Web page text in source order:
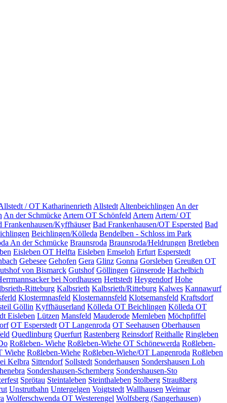
/ OT Katharinenrieth Allstedt Altenbeichlingen An der
An der Schmücke Artern OT Schönfeld Artern Artern/ OT
Frankenhausen/Kyffhäuser Bad Frankenhausen/OT Espersted Bad
Beichlingen/Kölleda Bendelben - Schloss im Park
An der Schmücke Braunsroda Braunsroda/Heldrungen Bretleben
Eisleben OT Helfta Eisleben Emseloh Erfurt Esperstedt
Gebesee Gehofen Gera Glinz Gonna Gorsleben Greußen OT
von Bismarck Gutshof Göllingen Günserode Hachelbich
bei Nordhausen Hettstedt Heygendorf Hohe
Ritteburg Kalbsrieth Kalbsrieth/Ritteburg Kalwes Kannawurf
Klostermnasfeld Klosternannsfeld Klotsemansfeld Kraftsdorf
Göllin Kyffhäuserland Kölleda OT Beichlingen Kölleda OT
Eisleben Lützen Mansfeld Mauderode Memleben Möchpfiffel
OT Esperstedt OT Langenroda OT Seehausen Oberhausen
Quedlinburg Querfurt Rastenberg Reinsdorf Reithalle Ringleben
Roßleben- Wiehe Roßleben-Wiehe OT Schönewerda Roßleben-
Wiehe Roßleben-Wiehe Roßleben-Wiehe/OT Langenroda Roßleben
Kelbra Sittendorf Sollstedt Sonderhausen Sondershausen Loh
Sondershausen-Schernberg Sondershausen-Sto
Sprötau Steintaleben Steinthaleben Stolberg Straußberg
Unstrutbahn Untergelgen Voigtstedt Wallhausen Weimar
Wolferschwenda OT Westerengel Wolfsberg (Sangerhausen)